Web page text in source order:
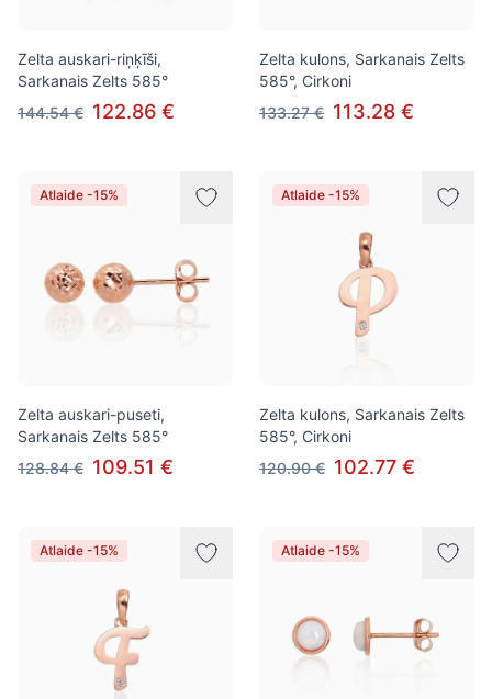
Zelta auskari-riņķīši,
Sarkanais Zelts 585°
144.54 € 122.86 €
Zelta kulons, Sarkanais Zelts
585°, Cirkoni
133.27 € 113.28 €
Atlaide -15%
Zelta auskari-puseti,
Sarkanais Zelts 585°
128.84 € 109.51 €
Atlaide -15%
Zelta kulons, Sarkanais Zelts
585°, Cirkoni
120.90 € 102.77 €
Atlaide -15% Atlaide -15%